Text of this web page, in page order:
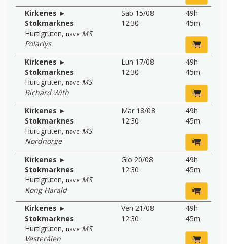
Kirkenes ►
Stokmarknes
Hurtigruten, nave MS
Polarlys
Sab 15/08
12:30
49h
45m
Kirkenes ►
Stokmarknes
Hurtigruten, nave MS
Richard With
Lun 17/08
12:30
49h
45m
Kirkenes ►
Stokmarknes
Hurtigruten, nave MS
Nordnorge
Mar 18/08
12:30
49h
45m
Kirkenes ►
Stokmarknes
Hurtigruten, nave MS
Kong Harald
Gio 20/08
12:30
49h
45m
Kirkenes ►
Stokmarknes
Hurtigruten, nave MS
Vesterålen
Ven 21/08
12:30
49h
45m